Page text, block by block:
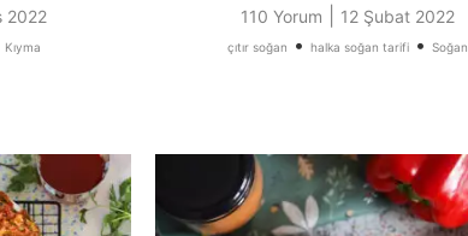
2022
Kıyma
110 Yorum 12 Şubat 2022
çıtır soğan • halka soğan tarifi • Soğan